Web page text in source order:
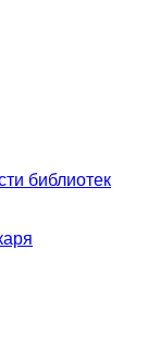
библиотек